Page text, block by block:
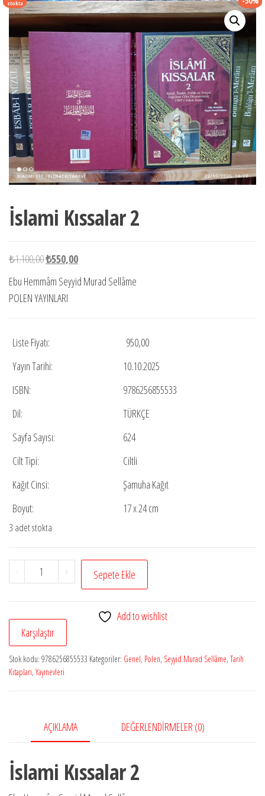
stokta
İslami Kıssalar 2
₺1.100,00Orijinal
fiyat:
₺1.100,00.
₺550,00Şu
andaki
Ebu Hemmâm Seyyid Murad Sellâme
POLEN YAYINLARI
Liste Fiyatı:
950,00
Yayın Tarihi:
10.10.2025
ISBN:
9786256855533
Dil:
TÜRKÇE
Sayfa Sayısı:
624
Cilt Tipi:
Ciltli
Kağıt Cinsi:
Şamuha Kağıt
Boyut:
17 x 24 cm
3 adet stokta
-
İslami
Kıssalar
adet
+ Sepete Ekle
Add to wishlist
Karşılaştır
Stok kodu: 9786256855533 Kategoriler: Genel, Polen, Seyyid Murad Sellâme, Tarih
Kitapları, Yayınevleri
AÇIKLAMA DEĞERLENDIRMELER (0)
İslami Kıssalar 2